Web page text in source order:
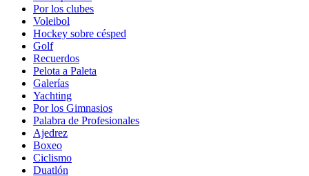
Por los clubes
Voleibol
Hockey sobre césped
Golf
Recuerdos
Pelota a Paleta
Galerías
Yachting
Por los Gimnasios
Palabra de Profesionales
Ajedrez
Boxeo
Ciclismo
Duatlón